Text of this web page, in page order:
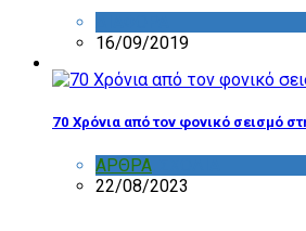
16/09/2019
70 Χρόνια από τον φονικό σεισμό
ΑΡΘΡΑ
22/08/2023